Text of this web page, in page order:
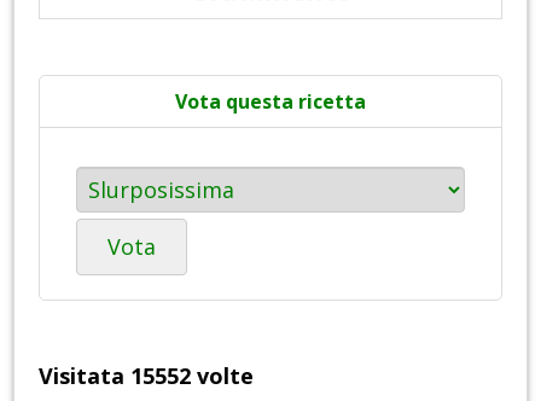
Vota questa ricetta
Vota
Visitata 15552 volte